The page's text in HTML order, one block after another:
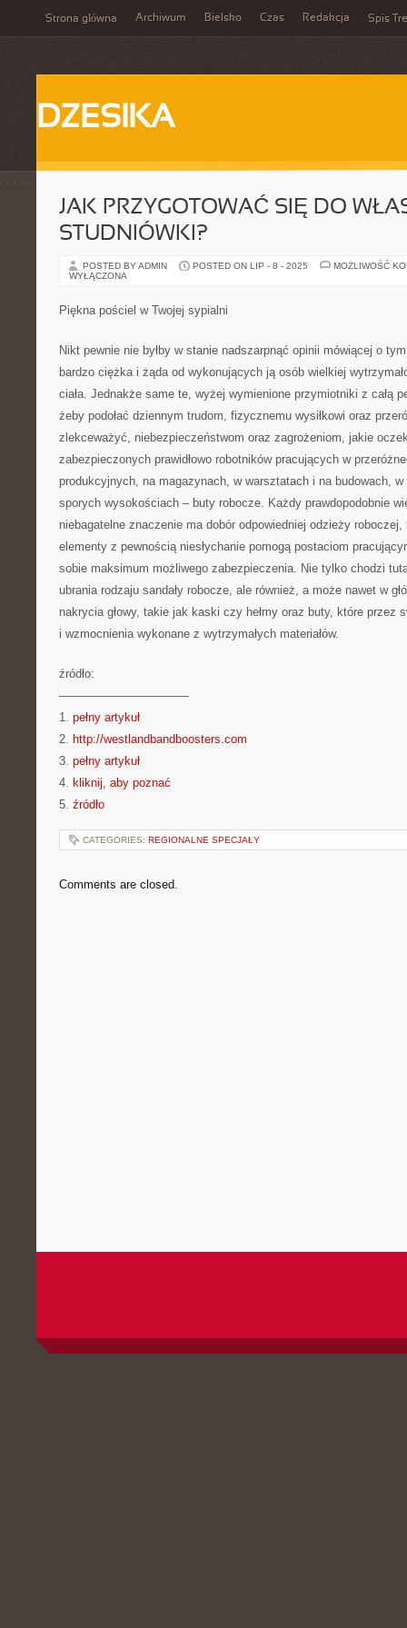
Strona główna Archiwum Bielsko Czas Redakcja Spis
DZESIKA
JAK PRZYGOTOWAĆ SIĘ DO
STUDNIÓWKI?
POSTED BY ADMIN POSTED ON LIP - 8 - 2025
MOŻLIWOŚĆ
WYŁĄCZONA
Piękna pościel w Twojej sypialni
Nikt pewnie nie byłby w stanie nadszarpnąć opinii mówiącej o
bardzo ciężka i żąda od wykonujących ją osób wielkiej
ciała. Jednakże same te, wyżej wymienione przymiotniki z całą
żeby podołać dziennym trudom, fizycznemu wysiłkowi oraz
zlekceważyć, niebezpieczeństwom oraz zagrożeniom, jakie
zabezpieczonych prawidłowo robotników pracujących w
produkcyjnych, na magazynach, w warsztatach i na budowach,
sporych wysokościach – buty robocze. Każdy prawdopodobnie
niebagatelne znaczenie ma dobór odpowiedniej odzieży
elementy z pewnością niesłychanie pomogą postaciom
sobie maksimum możliwego zabezpieczenia. Nie tylko chodzi
ubrania rodzaju sandały robocze, ale również, a może nawet w
nakrycia głowy, takie jak kaski czy hełmy oraz buty, które przez
i wzmocnienia wykonane z wytrzymałych materiałów.
źródło:
———————————
1. pełny artykuł
2. http://westlandbandboosters.com
3. pełny artykuł
4. kliknij, aby poznać
5. źródło
CATEGORIES: REGIONALNE SPECJAŁY
Comments are closed.